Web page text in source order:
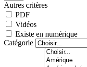
Autres critères
PDF
Vidéos
Existe en numérique
Catégorie